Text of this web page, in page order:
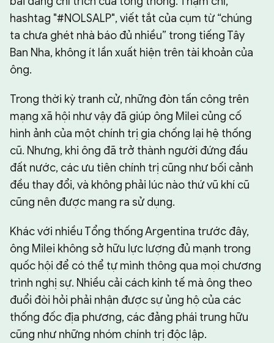
hashtag "#NOLSALP", viết tắt của cụm từ “chúng
ta chưa ghét nhà báo đủ nhiều” trong tiếng Tây
Ban Nha, không ít lần xuất hiện trên tài khoản của
ông.
Trong thời kỳ tranh cử, những đòn tấn công trên
mạng xã hội như vậy đã giúp ông Milei củng cố
hình ảnh của một chính trị gia chống lại hệ thống
cũ. Nhưng, khi ông đã trở thành người đứng đầu
đất nước, các ưu tiên chính trị cũng như bối cảnh
đều thay đổi, và không phải lúc nào thứ vũ khí cũ
cũng nên được mang ra sử dụng.
Khác với nhiều Tổng thống Argentina trước đây,
ông Milei không sở hữu lực lượng đủ mạnh trong
quốc hội để có thể tự mình thông qua mọi chương
trình nghị sự. Nhiều cải cách kinh tế mà ông theo
đuổi đòi hỏi phải nhận được sự ủng hộ của các
thống đốc địa phương, các đảng phái trung hữu
cũng như những nhóm chính trị độc lập.